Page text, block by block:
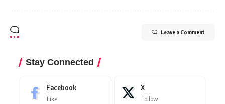
Leave a Comment
Stay Connected
Facebook
Like
X
Follow